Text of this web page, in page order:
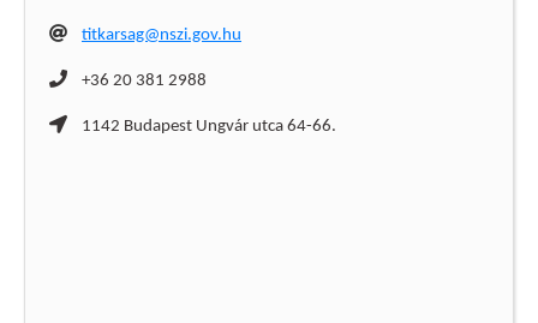
titkarsag@nszi.gov.hu
+36 20 381 2988
1142 Budapest Ungvár utca 64-66.